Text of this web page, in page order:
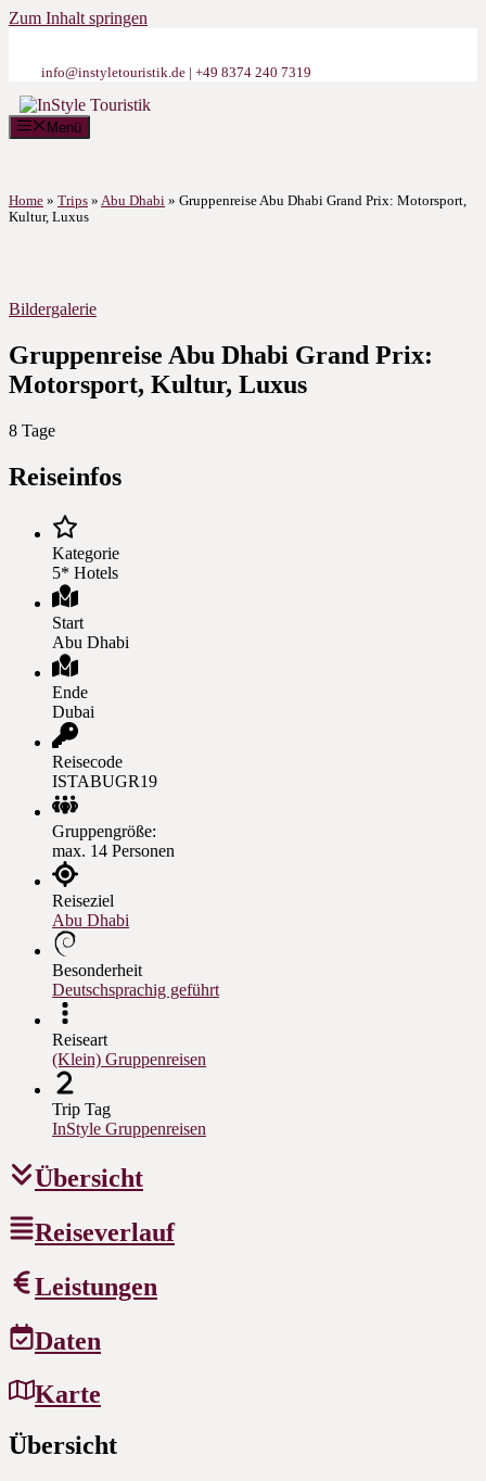
Zum Inhalt springen
info@instyletouristik.de | +49 8374 240 7319
Menü
Home » Trips » Abu Dhabi » Gruppenreise Abu Dhabi Grand Prix: Motorsport,
Kultur, Luxus
Bildergalerie
Gruppenreise Abu Dhabi Grand Prix:
Motorsport, Kultur, Luxus
8 Tage
Reiseinfos
Kategorie
5* Hotels
Start
Abu Dhabi
Ende
Dubai
Reisecode
ISTABUGR19
Gruppengröße:
max. 14 Personen
Reiseziel
Abu Dhabi
Besonderheit
Deutschsprachig geführt
Reiseart
(Klein) Gruppenreisen
Trip Tag
InStyle Gruppenreisen
Übersicht
Reiseverlauf
Leistungen
Daten
Karte
Übersicht